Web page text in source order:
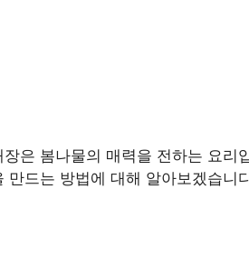
은 봄나물의 매력을 전하는 요리
만드는 방법에 대해 알아보겠습니